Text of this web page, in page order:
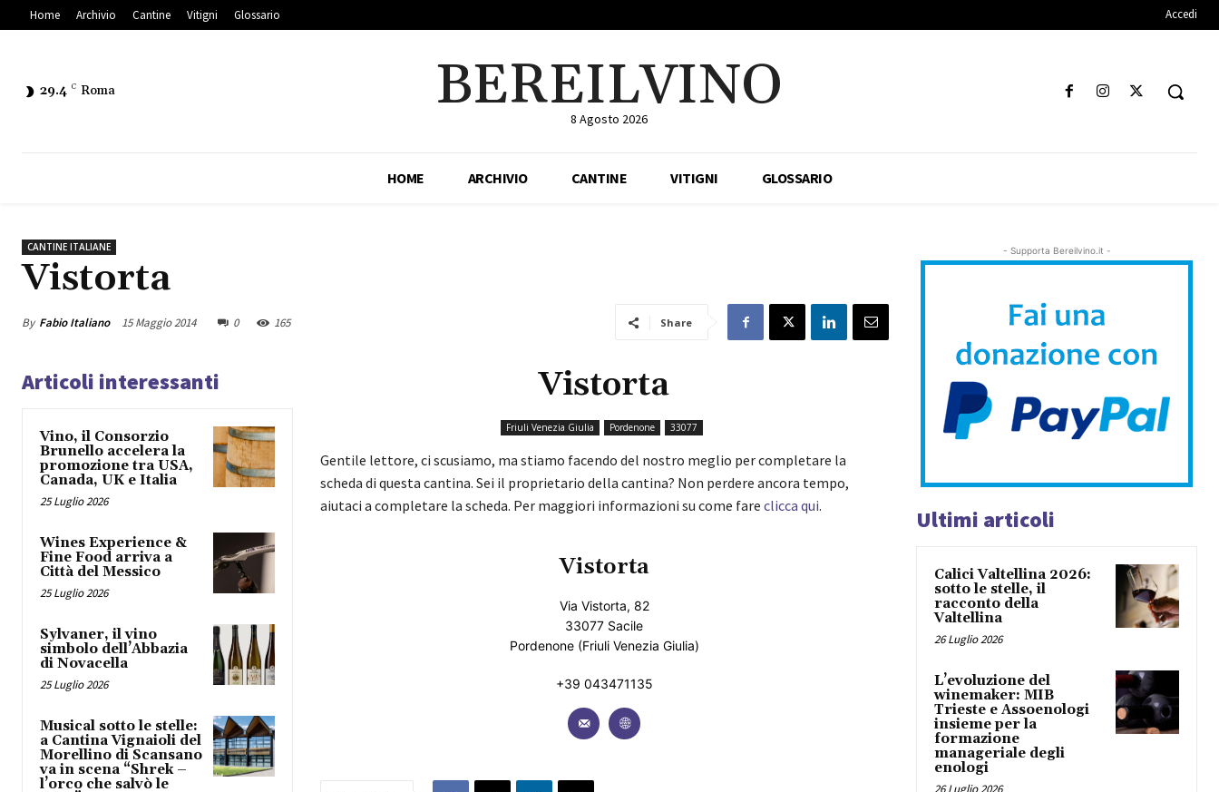
Home Archivio Cantine Vitigni Glossario Accedi
29.4 C Roma BEREILVINO
8 Agosto 2026
HOME ARCHIVIO CANTINE VITIGNI GLOSSARIO
CANTINE ITALIANE
Vistorta
By Fabio Italiano 15 Maggio 2014 0 165 Share
Articoli interessanti
Vino, il Consorzio
Brunello accelera la
promozione tra USA,
Canada, UK e Italia
25 Luglio 2026
Wines Experience &
Fine Food arriva a
Città del Messico
25 Luglio 2026
Sylvaner, il vino
simbolo dell’Abbazia
di Novacella
25 Luglio 2026
Musical sotto le stelle:
a Cantina Vignaioli del
Morellino di Scansano
va in scena “Shrek –
l’orco che salvò le
Vistorta
Friuli Venezia Giulia Pordenone 33077
Gentile lettore, ci scusiamo, ma stiamo facendo del nostro meglio per completare la
scheda di questa cantina. Sei il proprietario della cantina? Non perdere ancora tempo,
aiutaci a completare la scheda. Per maggiori informazioni su come fare clicca qui.
Vistorta
Via Vistorta, 82
33077 Sacile
Pordenone (Friuli Venezia Giulia)
+39 043471135
- Supporta Bereilvino.it -
Ultimi articoli
Calici Valtellina 2026:
sotto le stelle, il
racconto della
Valtellina
26 Luglio 2026
L’evoluzione del
winemaker: MIB
Trieste e Assoenologi
insieme per la
formazione
manageriale degli
enologi